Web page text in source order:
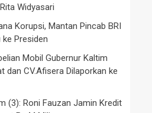
Widyasari
Korupsi, Mantan Pincab BRI
Presiden
Mobil Gubernur Kaltim
dan CV.Afisera Dilaporkan ke
(3): Roni Fauzan Jamin Kredit